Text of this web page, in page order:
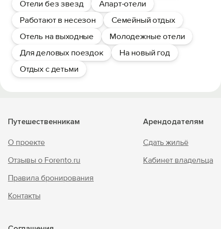
Отели без звезд
Апарт-отели
Работают в несезон
Семейный отдых
Отель на выходные
Молодежные отели
Для деловых поездок
На новый год
Отдых с детьми
Путешественникам
О проекте
Отзывы о Forento.ru
Правила бронирования
Контакты
Арендодателям
Сдать жильё
Кабинет владельца